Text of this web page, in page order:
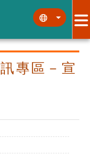
::: :::
專區－宣